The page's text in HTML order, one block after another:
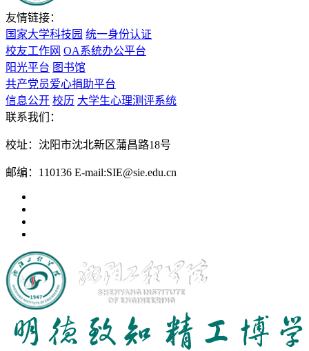
友情链接：
国家大学科技园 统一身份认证
校友工作网 OA系统办公平台
阳光平台 图书馆
共产党员爱心捐助平台
信息公开 校历 大学生心理测评系统
联系我们：
校址：沈阳市沈北新区蒲昌路18号
邮编：110136 E-mail:SIE@sie.edu.cn